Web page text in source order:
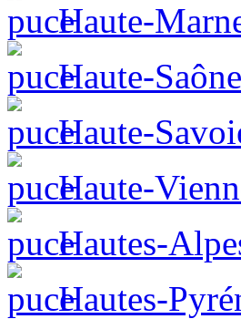
Haute-
Haute-Saône
Haute-
Haute-
Hautes-
Hautes-